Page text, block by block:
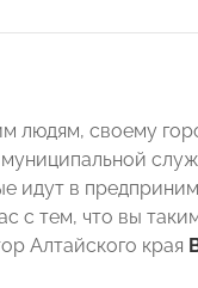
людям, своему
идут в
с тем, что вы
Алтайского края